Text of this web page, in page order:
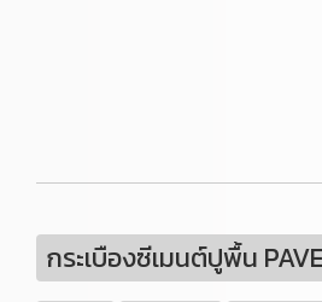
กระเบืองซีเมนต์ปูพื้น